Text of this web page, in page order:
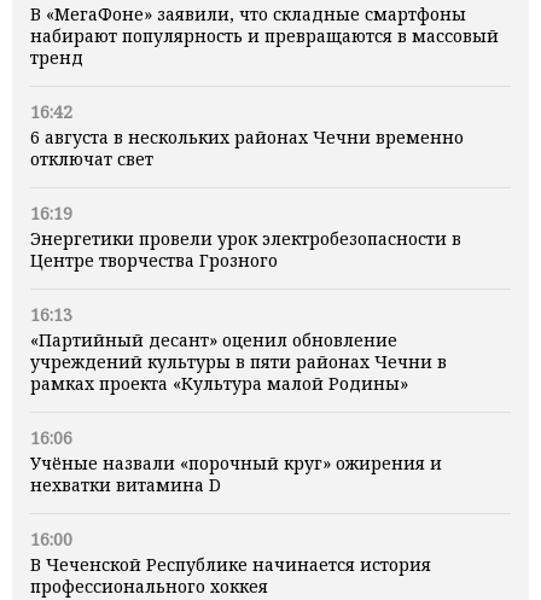
В «МегаФоне» заявили, что складные смартфоны
набирают популярность и превращаются в массовый
тренд
16:42
6 августа в нескольких районах Чечни временно
отключат свет
16:19
Энергетики провели урок электробезопасности в
Центре творчества Грозного
16:13
«Партийный десант» оценил обновление
учреждений культуры в пяти районах Чечни в
рамках проекта «Культура малой Родины»
16:06
Учёные назвали «порочный круг» ожирения и
нехватки витамина D
16:00
В Чеченской Республике начинается история
профессионального хоккея